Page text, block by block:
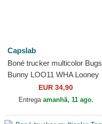
Capslab
Boné trucker multicolor Bugs
Bunny LOO11 WHA Looney
Tunes da Capslab
EUR 34,90
Entrega amanhã, 11 ago.